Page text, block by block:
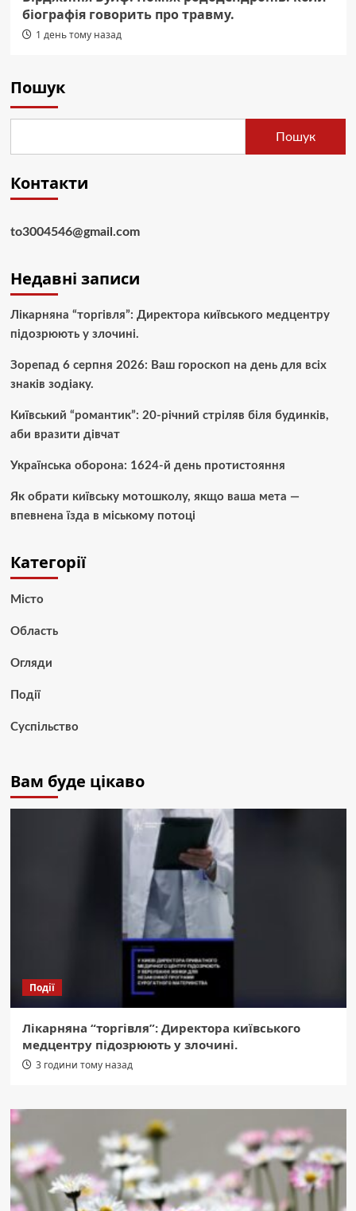
біографія говорить про травму.
1 день тому назад
Пошук
Пошук
Контакти
to3004546@gmail.com
Недавні записи
Лікарняна “торгівля”: Директора київського медцентру
підозрюють у злочині.
Зорепад 6 серпня 2026: Ваш гороскоп на день для всіх
знаків зодіаку.
Київський “романтик”: 20-річний стріляв біля будинків,
аби вразити дівчат
Українська оборона: 1624-й день протистояння
Як обрати київську мотошколу, якщо ваша мета —
впевнена їзда в міському потоці
Категорії
Місто
Область
Огляди
Події
Суспільство
Вам буде цікаво
Події
Лікарняна “торгівля”: Директора київського
медцентру підозрюють у злочині.
3 години тому назад